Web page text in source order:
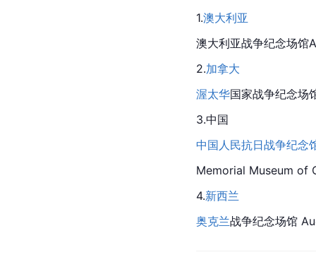
1.澳大利亚
澳大利亚战争纪念场馆
2.加拿大
渥太华国家战争纪念
3.中国
中国人民抗日战争纪念
Memorial Museum of
4.新西兰
奥克兰战争纪念场馆